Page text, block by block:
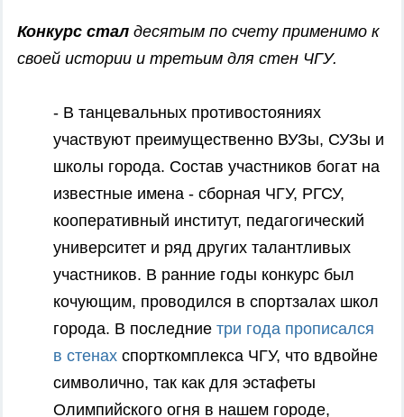
Конкурс стал десятым по счету применимо к
своей истории и третьим для стен ЧГУ.
- В танцевальных противостояниях
участвуют преимущественно ВУЗы, СУЗы и
школы города. Состав участников богат на
известные имена - сборная ЧГУ, РГСУ,
кооперативный институт, педагогический
университет и ряд других талантливых
участников. В ранние годы конкурс был
кочующим, проводился в спортзалах школ
города. В последние три года прописался
в стенах спорткомплекса ЧГУ, что вдвойне
символично, так как для эстафеты
Олимпийского огня в нашем городе,